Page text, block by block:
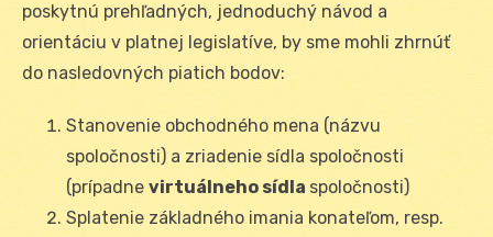
poskytnú prehľadných, jednoduchý návod a
orientáciu v platnej legislatíve, by sme mohli zhrnúť
do nasledovných piatich bodov:
Stanovenie obchodného mena (názvu
spoločnosti) a zriadenie sídla spoločnosti
(prípadne virtuálneho sídla spoločnosti)
Splatenie základného imania konateľom, resp.